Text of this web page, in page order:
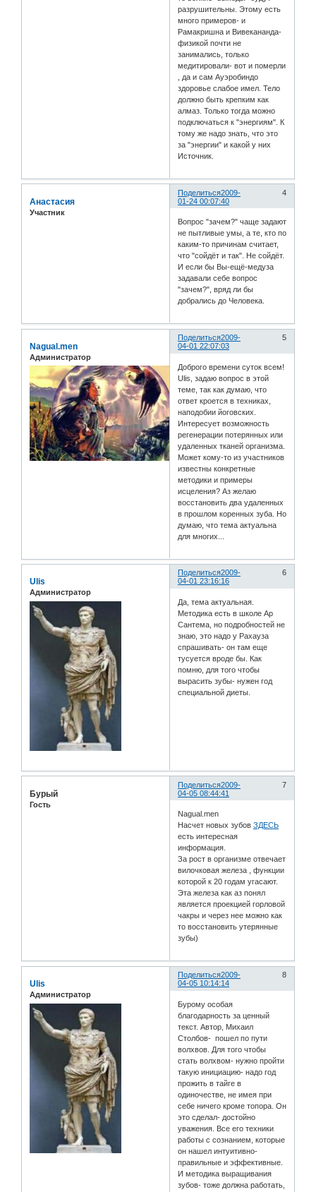
разрушительны. Этому есть
много примеров- и
Рамакришна и Вивекананда-
физикой почти не
занимались, только
медитировали- вот и померли
, да и сам Ауэробиндо
здоровье слабое имел. Тело
должно быть крепким как
алмаз. Только тогда можно
подключаться к "энергиям". К
тому же надо знать, что это
за "энергии" и какой у них
Источник.
Поделиться 4
2009-
01-24 00:07:40
Анастасия
Участник
Вопрос "зачем?" чаще задают
не пытливые умы, а те, кто по
каким-то причинам считает,
что "сойдёт и так". Не сойдёт.
И если бы Вы-ещё-медуза
задавали себе вопрос
"зачем?", вряд ли бы
добрались до Человека.
Поделиться 5
2009-
04-01 22:07:03
Nagual.men
Администратор
Доброго времени суток всем!
Ulis, задаю вопрос в этой
теме, так как думаю, что
ответ кроется в техниках,
наподобии йоговских.
Интересует возможность
регенерации потерянных или
удаленных тканей организма.
Может кому-то из участников
известны конкретные
методики и примеры
исцеления? Аз желаю
восстановить два удаленных
в прошлом коренных зуба. Но
думаю, что тема актуальна
для многих...
Поделиться 6
2009-
04-01 23:16:16
Ulis
Администратор
Да, тема актуальная.
Методика есть в школе Ар
Сантема, но подробностей не
знаю, это надо у Рахауза
спрашивать- он там еще
тусуется вроде бы. Как
помню, для того чтобы
вырасить зубы- нужен год
специальной диеты.
Поделиться 7
2009-
04-05 08:44:41
Бурый
Гость
Nagual.men
Насчет новых зубовЗДЕСЬ
есть интересная
информация.
За рост в организме отвечает
вилочковая железа , функции
которой к 20 годам угасают.
Эта железа как аз понял
является проекцией горловой
чакры и через нее можно как
то восстановить утерянные
зубы)
Поделиться 8
2009-
04-05 10:14:14
Ulis
Администратор
Бурому особая
благодарность за ценный
текст. Автор, Михаил
Столбов- пошел по пути
волхвов. Для того чтобы
стать волхвом- нужно пройти
такую инициацию- надо год
прожить в тайге в
одиночестве, не имея при
себе ничего кроме топора. Он
это сделал- достойно
уважения. Все его техники
работы с сознанием, которые
он нашел интуитивно-
правильные и эффективные.
И методика выращивания
зубов- тоже должна работать,